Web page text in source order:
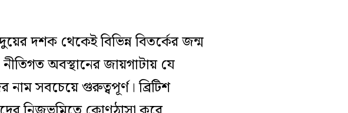
দশক থেকেই বিভিন্ন বিতর্কের জন্ম
অবস্থানের জায়গাটায় যে
নাম সবচেয়ে গুরুত্বপূর্ণ। ব্রিটিশ